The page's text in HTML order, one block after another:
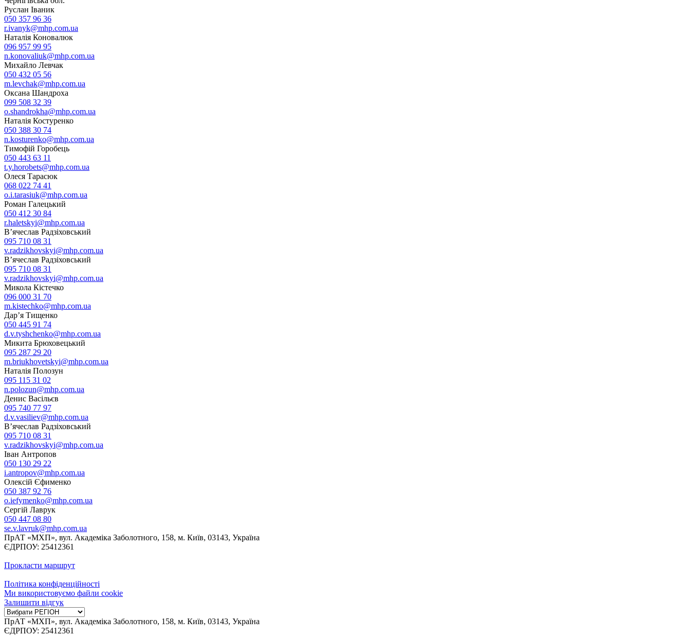
Руслан Іваник
050 357 96 36
r.ivanyk@mhp.com.ua
Наталія Коновалюк
096 957 99 95
n.konovaliuk@mhp.com.ua
Михайло Левчак
050 432 05 56
m.levchak@mhp.com.ua
Оксана Шандроха
099 508 32 39
o.shandrokha@mhp.com.ua
Наталія Костуренко
050 388 30 74
n.kosturenko@mhp.com.ua
Тимофій Горобець
050 443 63 11
t.y.horobets@mhp.com.ua
Олеся Тарасюк
068 022 74 41
o.i.tarasiuk@mhp.com.ua
Роман Галецький
050 412 30 84
r.haletskyi@mhp.com.ua
В’ячеслав Радзіховський
095 710 08 31
v.radzikhovskyi@mhp.com.ua
В’ячеслав Радзіховський
095 710 08 31
v.radzikhovskyi@mhp.com.ua
Микола Кістечко
096 000 31 70
m.kistechko@mhp.com.ua
Дар’я Тищенко
050 445 91 74
d.v.tyshchenko@mhp.com.ua
Микита Брюховецький
095 287 29 20
m.briukhovetskyi@mhp.com.ua
Наталія Полозун
095 115 31 02
n.polozun@mhp.com.ua
Денис Васільєв
095 740 77 97
d.v.vasiliev@mhp.com.ua
В’ячеслав Радзіховський
095 710 08 31
v.radzikhovskyi@mhp.com.ua
Іван Антропов
050 130 29 22
i.antropov@mhp.com.ua
Олексій Єфименко
050 387 92 76
o.iefymenko@mhp.com.ua
Сергій Лаврук
050 447 08 80
se.v.lavruk@mhp.com.ua
ПрАТ «МХП», вул. Академіка Заболотного, 158, м. Київ, 03143, Україна
ЄДРПОУ: 25412361
Прокласти маршрут
Політика конфіденційності
Ми використовуємо файли cookie
Залишити відгук
ПрАТ «МХП», вул. Академіка Заболотного, 158, м. Київ, 03143, Україна
ЄДРПОУ: 25412361